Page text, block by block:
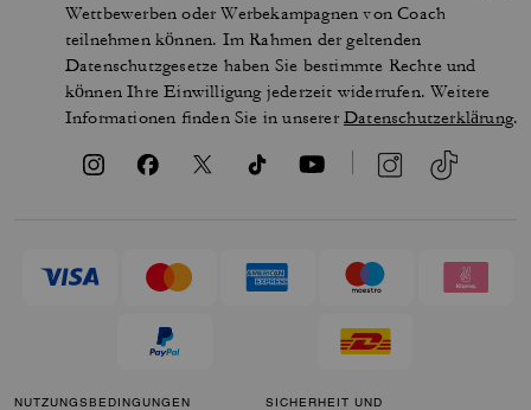
Wettbewerben oder Werbekampagnen von Coach
teilnehmen können. Im Rahmen der geltenden
Datenschutzgesetze haben Sie bestimmte Rechte und
können Ihre Einwilligung jederzeit widerrufen. Weitere
Informationen finden Sie in unsererDatenschutzerklärung.
NUTZUNGSBEDINGUNGEN
SICHERHEIT UND